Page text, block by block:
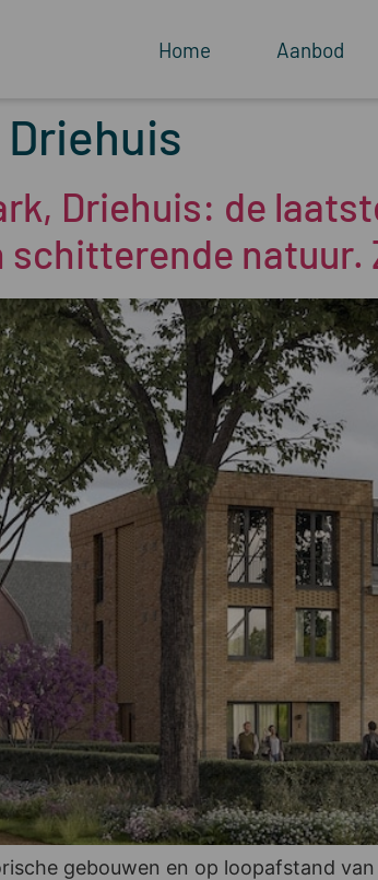
Home Aanbod
Driehuis
Driehuis: de
schitterende
gebouwen en op loopafstand